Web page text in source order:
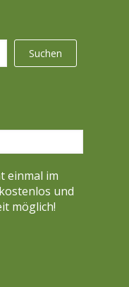
Suchen
einmal im
und
möglich!